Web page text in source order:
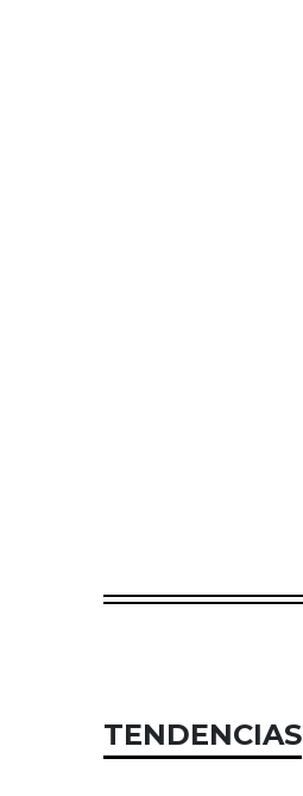
TENDENCIAS